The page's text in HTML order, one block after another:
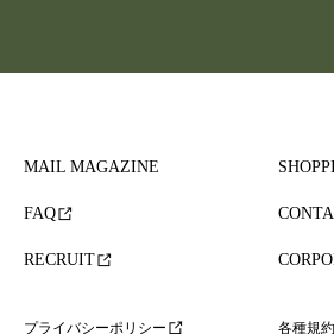
MAIL MAGAZINE
FAQ
RECRUIT
プライバシーポリシー 各種規約